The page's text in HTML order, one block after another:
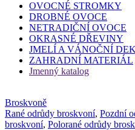
OVOCNÉ STROMKY
DROBNÉ OVOCE
NETRADIČNÍ OVOCE
OKRASNÉ DŘEVINY
JMELÍ A VÁNOČNÍ
ZAHRADNÍ MATERIÁL
Jmenný katalog
Broskvoně
Rané odrůdy broskvoní, Pozdní
broskvoní, Polorané odrůdy